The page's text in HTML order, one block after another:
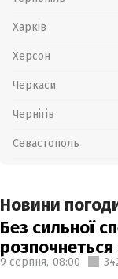
Харків
Херсон
Черкаси
Чернігів
Севастополь
Новини
Без сильної
9 серпня, 08:00